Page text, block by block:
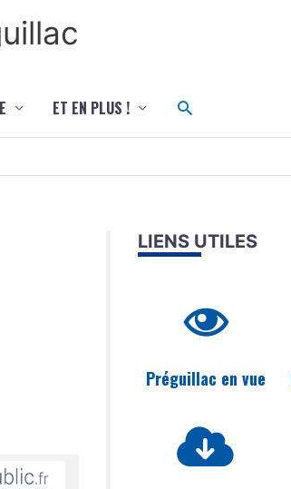
ET EN PLUS ! Rechercher
LIENS UTILES
Préguillac en vue